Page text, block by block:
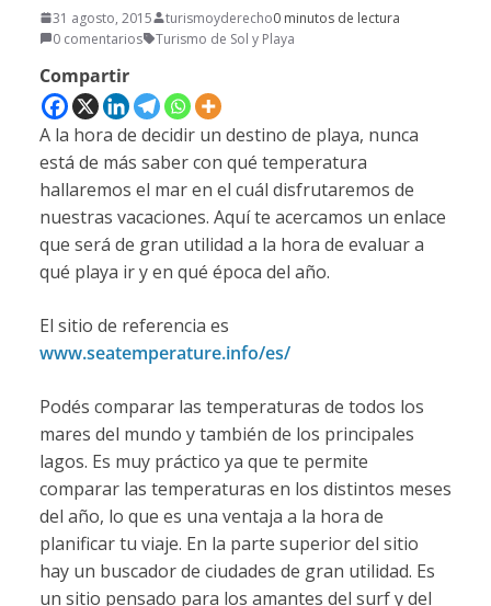
31 agosto, 2015 turismoyderecho0 minutos de lectura
0 comentarios
Turismo de Sol y Playa
Compartir
A la hora de decidir un destino de playa, nunca
está de más saber con qué temperatura
hallaremos el mar en el cuál disfrutaremos de
nuestras vacaciones. Aquí te acercamos un enlace
que será de gran utilidad a la hora de evaluar a
qué playa ir y en qué época del año.
El sitio de referencia es
www.seatemperature.info/es/
Podés comparar las temperaturas de todos los
mares del mundo y también de los principales
lagos. Es muy práctico ya que te permite
comparar las temperaturas en los distintos meses
del año, lo que es una ventaja a la hora de
planificar tu viaje. En la parte superior del sitio
hay un buscador de ciudades de gran utilidad. Es
un sitio pensado para los amantes del surf y del